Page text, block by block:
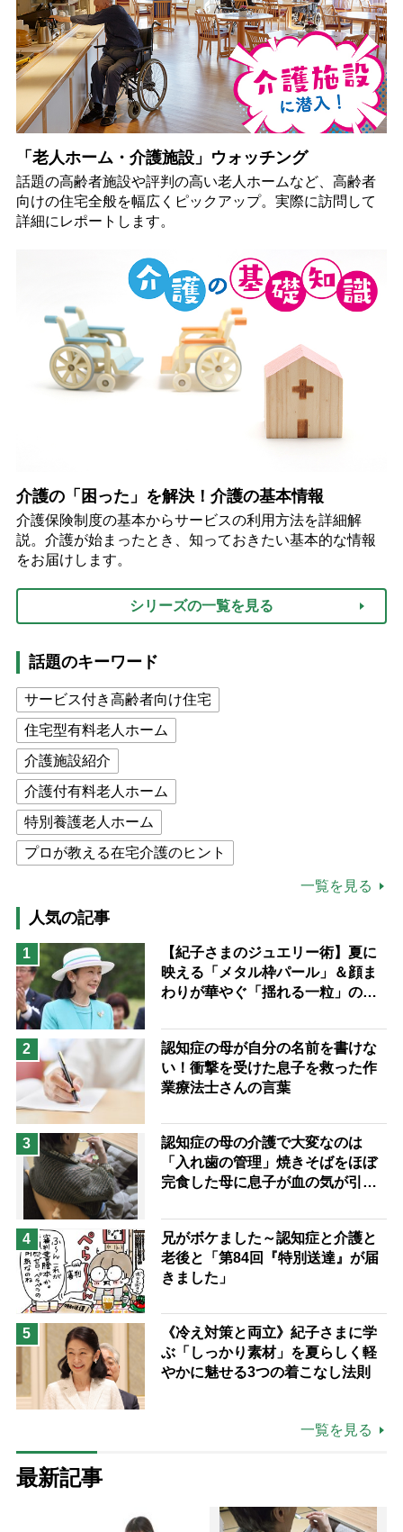
「老人ホーム・介護施設」ウォッチング
話題の高齢者施設や評判の高い老人ホームなど、高齢者
向けの住宅全般を幅広くピックアップ。実際に訪問して
詳細にレポートします。
介護の「困った」を解決！介護の基本情報
介護保険制度の基本からサービスの利用方法を詳細解
説。介護が始まったとき、知っておきたい基本的な情報
をお届けします。
シリーズの一覧を見る
話題のキーワード
サービス付き高齢者向け住宅
住宅型有料老人ホーム
介護施設紹介
介護付有料老人ホーム
特別養護老人ホーム
プロが教える在宅介護のヒント
高木ブー
ケアマネジャー
猫が母になつきません
息子の遠距離介護サバイバル術
兄がボケました
予防法
一覧を見る
人気の記事
1
【紀子さまのジュエリー術】夏に
映える「メタル枠パール」＆顔ま
わりが華やぐ「揺れる一粒」の使
2
認知症の母が自分の名前を書けな
い！衝撃を受けた息子を救った作
業療法士さんの言葉
3
認知症の母の介護で大変なのは
「入れ歯の管理」焼きそばをほぼ
完食した母に息子が血の気が引い
4
兄がボケました～認知症と介護と
老後と「第84回『特別送達』が届
きました」
5
《冷え対策と両立》紀子さまに学
ぶ「しっかり素材」を夏らしく軽
やかに魅せる3つの着こなし法則
一覧を見る
最新記事